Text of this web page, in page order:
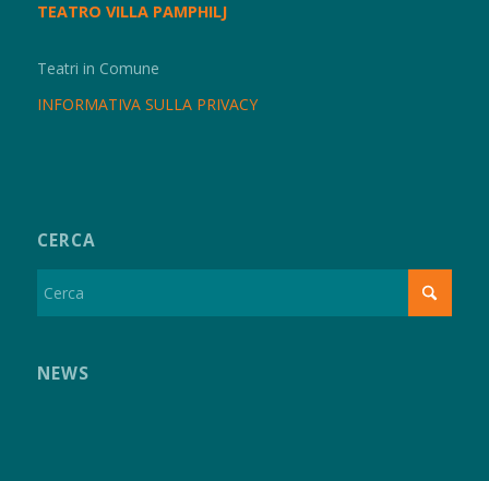
TEATRO VILLA PAMPHILJ
Teatri in Comune
INFORMATIVA SULLA PRIVACY
CERCA
NEWS